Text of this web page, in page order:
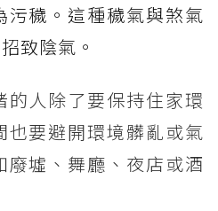
穢。這種穢氣與煞氣
致陰氣。
人除了要保持住家環
要避開環境髒亂或氣
墟、舞廳、夜店或酒